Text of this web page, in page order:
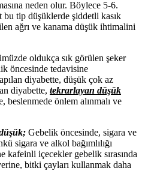
neden olur. Böylece 5-6.
tip düşüklerde şiddetli kasık
ağrı ve kanama düşük ihtimalini
oldukça sık görülen şeker
öncesinde tedavisine
diyabette, düşük çok az
diyabette, tekrarlayan düşük
önlem alınmalı ve
Gebelik öncesinde, sigara ve
sigara ve alkol bağımlılığı
kafeinli içecekler gebelik sırasında
bitki çayları kullanmak daha